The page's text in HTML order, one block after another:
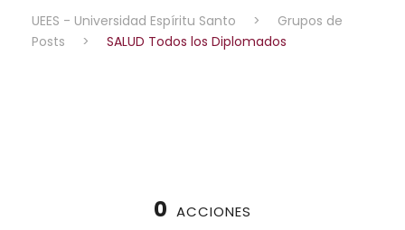
UEES - Universidad Espíritu Santo >
Grupos de
Posts
> SALUD Todos los Diplomados
0 ACCIONES